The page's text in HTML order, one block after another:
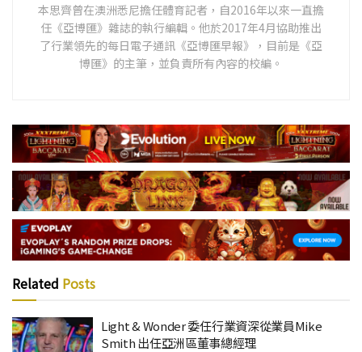
本思齊曾在澳洲悉尼擔任體育記者，自2016年以來一直擔
任《亞博匯》雜誌的執行編輯。他於2017年4月協助推出
了行業領先的每日電子通訊《亞博匯早報》，目前是《亞
博匯》的主筆，並負責所有內容的校編。
Related Posts
Light & Wonder 委任行業資深從業員Mike
Smith 出任亞洲區董事總經理